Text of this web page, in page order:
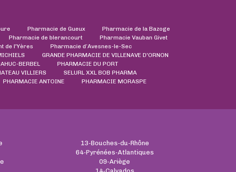
Pharmacie de Gueux
Pharmacie de la Bazoge
Pharmacie de blerancourt
Pharmacie Vauban Givet
de l'Yères
Pharmacie d’Avesnes-le-Sec
GRANDE PHARMACIE DE VILLENAVE D'ORNON
BERBEL
PHARMACIE DU PORT
VILLIERS
SELURL XXL BOB PHARMA
PHARMACIE ANTOINE
PHARMACIE MORASPE
13-Bouches-du-Rhône
64-Pyrénées-Atlantiques
09-Ariège